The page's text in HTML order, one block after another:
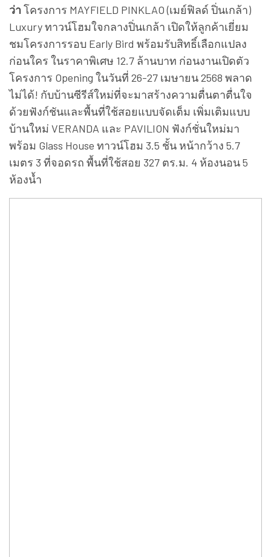
ว่าโครงการ MAYFIELD PINKLAO (เมย์ฟิลด์ ปิ่นเกล้า)
Luxury ทาวน์โฮมใจกลางปิ่นเกล้า เปิดให้ลูกค้าเยี่ยม
ชมโครงการรอบ Early Bird พร้อมรับสิทธิ์เลือกแปลง
ก่อนใคร ในราคาพิเศษ 12.7 ล้านบาท ก่อนงานเปิดตัว
โครงการ Opening ในวันที่ 26-27 เมษายน 2568 พลาด
ไม่ได้! กับบ้านซีรีส์ใหม่ที่จะมาสร้างความตื่นตาตื่นใจ
ด้วยฟังก์ชันและพื้นที่ใช้สอยแบบจัดเต็ม เพิ่มเติมแบบ
บ้านใหม่ VERANDA และ PAVILION ฟังก์ชั่นใหม่มา
พร้อม Glass House ทาวน์โฮม 3.5 ชั้น หน้ากว้าง 5.7
เมตร 3 ที่จอดรถ พื้นที่ใช้สอย 327 ตร.ม. 4 ห้องนอน 5
ห้องน้ำ